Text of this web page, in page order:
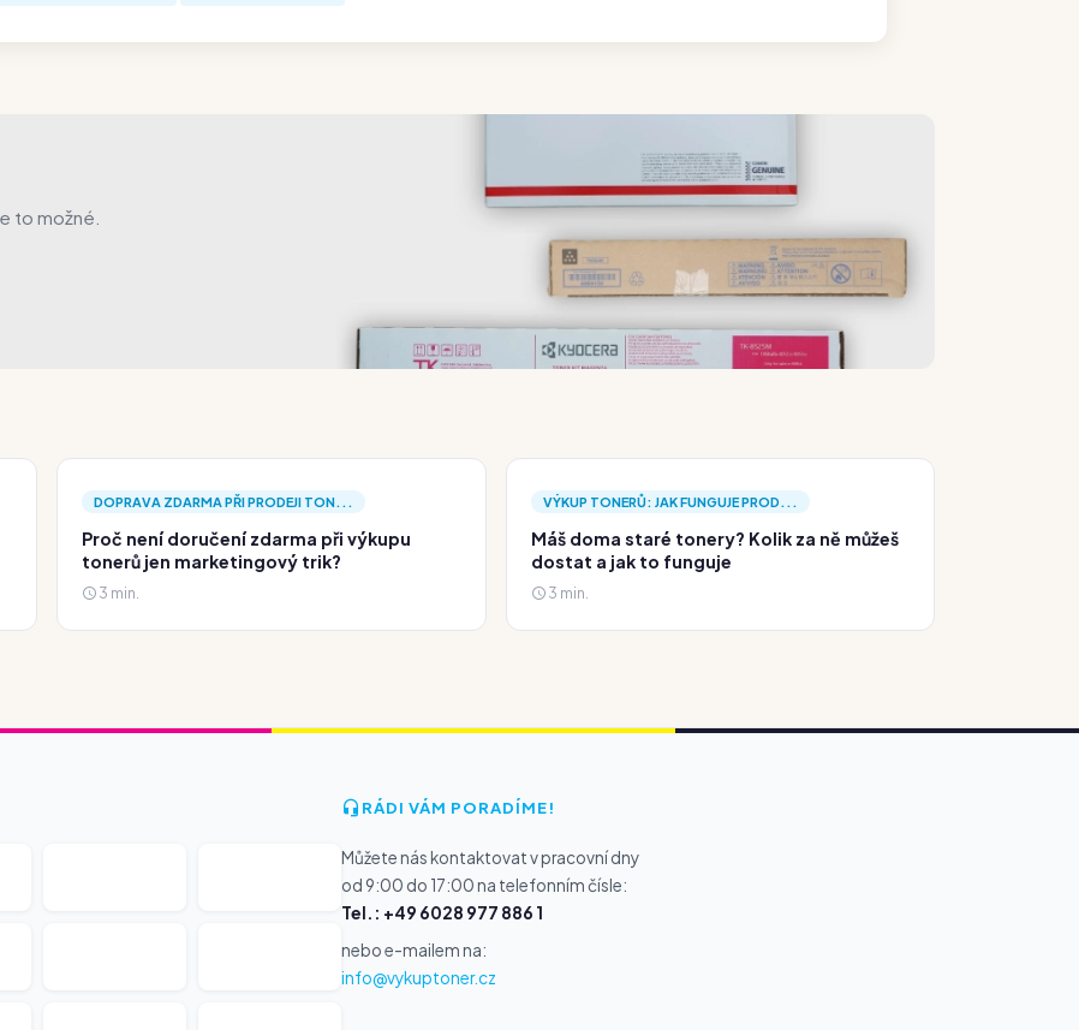
to možné.
DOPRAVA ZDARMA PŘI PRODEJI TON...
Proč není doručení zdarma při výkupu
tonerů jen marketingový trik?
3 min.
VÝKUP TONERŮ: JAK FUNGUJE PROD...
Máš doma staré tonery? Kolik za ně můžeš
dostat a jak to funguje
3 min.
RÁDI VÁM PORADÍME!
Můžete nás kontaktovat v pracovní dny
od 9:00 do 17:00 na telefonním čísle:
Tel.: +49 6028 977 886 1
nebo e-mailem na:
info@vykuptoner.cz